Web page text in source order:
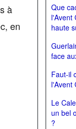
à
en
Que
l'Avent
haute
face
Faut-il
l'Avent
Le
un bel
?